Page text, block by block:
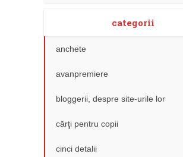
categorii
anchete
avanpremiere
bloggerii, despre site-urile lor
cărţi pentru copii
cinci detalii